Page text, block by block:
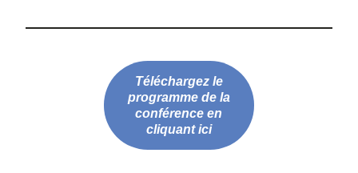
Téléchargez le
programme de la
conférence en
cliquant ici